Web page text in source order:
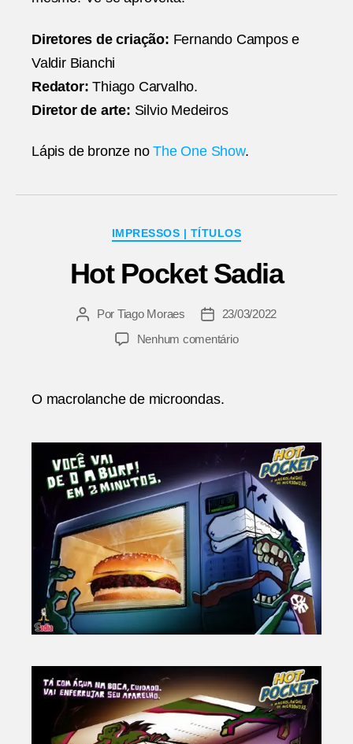
Diretores de criação: Fernando Campos e
Valdir Bianchi
Redator: Thiago Carvalho.
Diretor de arte: Silvio Medeiros
Lápis de bronze noThe One Show.
Categorias
IMPRESSOS | TÍTULOS
Hot Pocket Sadia
Autor
Por Tiago Moraes
Data23/03/2022
Nenhum comentárioem
O macrolanche de microondas.